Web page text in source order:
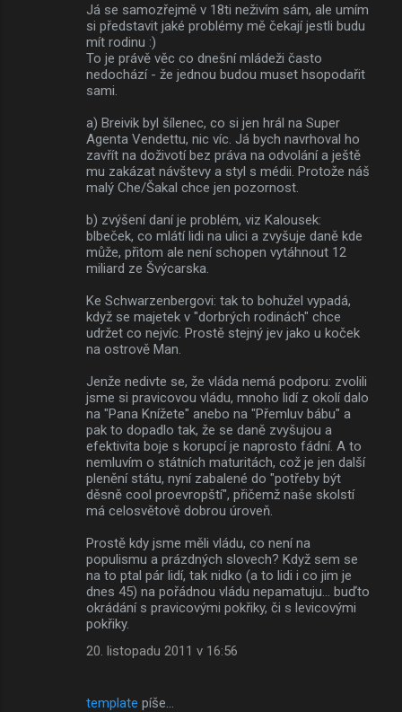
Já se samozřejmě v 18ti neživím sám, ale umím
si představit jaké problémy mě čekají jestli budu
mít rodinu :)
To je právě věc co dnešní mládeži často
nedochází - že jednou budou muset hsopodařit
sami.
a) Breivik byl šílenec, co si jen hrál na Super
Agenta Vendettu, nic víc. Já bych navrhoval ho
zavřít na doživotí bez práva na odvolání a ještě
mu zakázat návštevy a styl s médii. Protože náš
malý Che/Šakal chce jen pozornost.
b) zvýšení daní je problém, viz Kalousek:
blbeček, co mlátí lidi na ulici a zvyšuje daně kde
může, přitom ale není schopen vytáhnout 12
miliard ze Švýcarska.
Ke Schwarzenbergovi: tak to bohužel vypadá,
když se majetek v "dorbrých rodinách" chce
udržet co nejvíc. Prostě stejný jev jako u koček
na ostrově Man.
Jenže nedivte se, že vláda nemá podporu: zvolili
jsme si pravicovou vládu, mnoho lidí z okolí dalo
na "Pana Knížete" anebo na "Přemluv bábu" a
pak to dopadlo tak, že se daně zvyšujou a
efektivita boje s korupcí je naprosto fádní. A to
nemluvím o státních maturitách, což je jen další
plenění státu, nyní zabalené do "potřeby být
děsně cool proevropští", přičemž naše skolstí
má celosvětově dobrou úroveň.
Prostě kdy jsme měli vládu, co není na
populismu a prázdných slovech? Když sem se
na to ptal pár lidí, tak nidko (a to lidi i co jim je
dnes 45) na pořádnou vládu nepamatuju... buďto
okrádání s pravicovými pokřiky, či s levicovými
pokřiky.
20. listopadu 2011 v 16:56
template píše…